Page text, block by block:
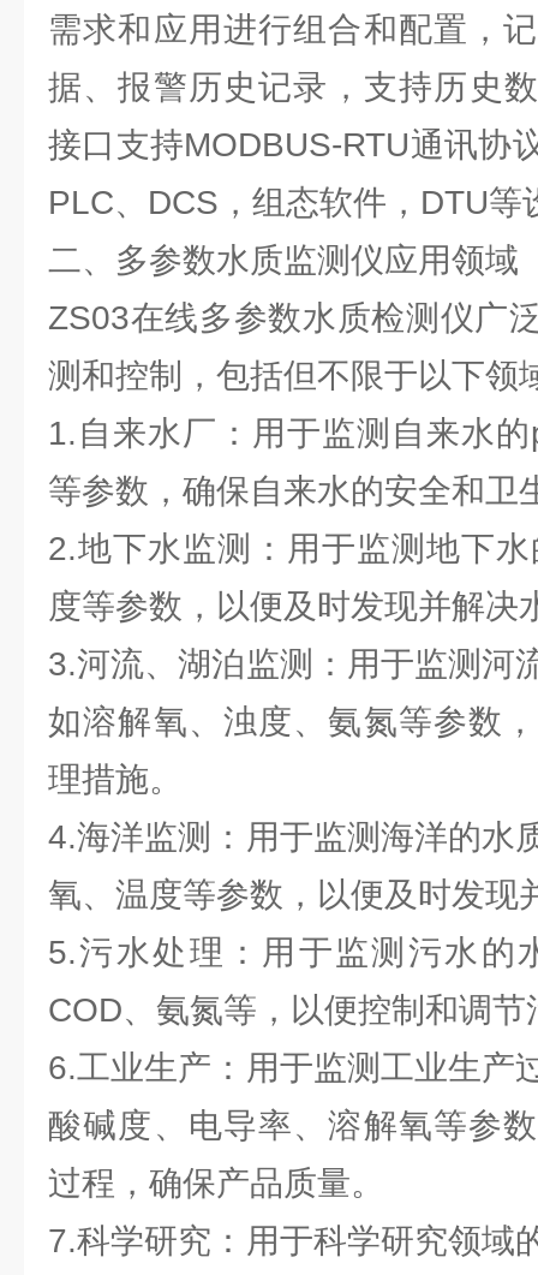
需求和应用进行组合和配置，
据、报警历史记录，支持历史
接口支持MODBUS-RTU通讯协
PLC、DCS，组态软件，DTU等
二、多参数水质监测仪应用领域
ZS03在线多参数水质检测仪广
测和控制，包括但不限于以下领
1.自来水厂：用于监测自来水
等参数，确保自来水的安全和卫
2.地下水监测：用于监测地下
度等参数，以便及时发现并解决
3.河流、湖泊监测：用于监测河
如溶解氧、浊度、氨氮等参数
理措施。
4.海洋监测：用于监测海洋的水
氧、温度等参数，以便及时发现
5.污水处理：用于监测污水的
COD、氨氮等，以便控制和调
6.工业生产：用于监测工业生产
酸碱度、电导率、溶解氧等参
过程，确保产品质量。
7.科学研究：用于科学研究领域